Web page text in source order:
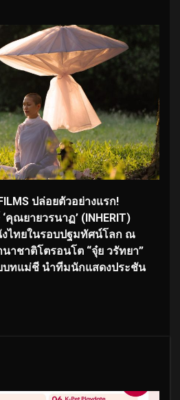
ปล่อยตัวอย่างแรก!
ณยายวรนาฏ’ (INHERIT)
งไทยในรอบปฐมทัศน์โลก ณ
าชาติโตรอนโต “จุ๋ย วรัทยา”
ทแม่ชี นำทีมนักแสดงประชัน